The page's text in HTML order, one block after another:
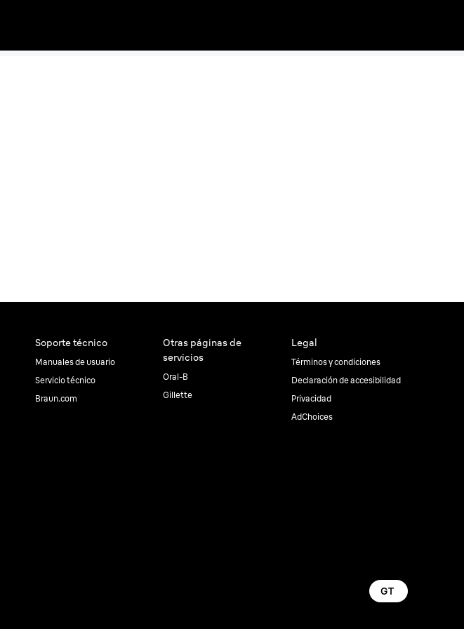
Soporte técnico
Manuales de usuario
Servicio técnico
Braun.com
Otras páginas de
servicios
Oral-B
Gillette
Legal
Términos y condiciones
Declaración de accesibilidad
Privacidad
AdChoices
GT